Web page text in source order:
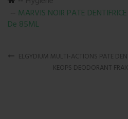
MARVIS NOIR PATE
De 85ML
ELGYDIUM MULTI-ACTIONS PATE
KEOPS DEODORANT